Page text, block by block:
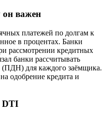
он важен
платежей по долгам к
в процентах. Банки
рассмотрении кредитных
банки рассчитывать
(ПДН) для каждого заёмщика.
одобрение кредита и
DTI